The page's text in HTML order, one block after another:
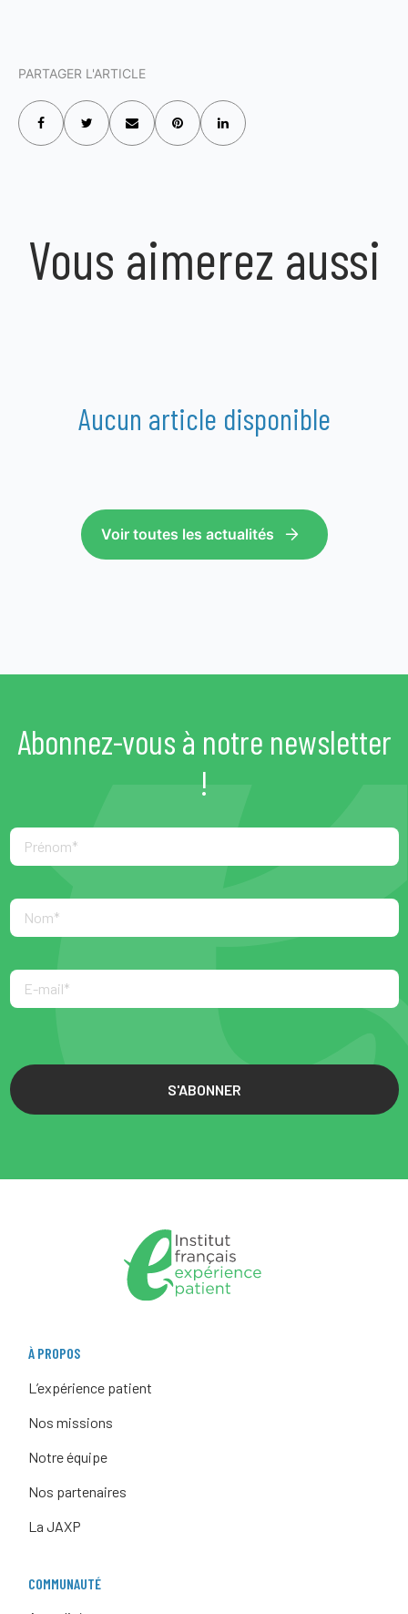
PARTAGER L'ARTICLE
Vous aimerez aussi
Aucun article disponible
Voir toutes les actualités
Abonnez-vous à notre newsletter
!
S'ABONNER
À PROPOS
L’expérience patient
Nos missions
Notre équipe
Nos partenaires
La JAXP
COMMUNAUTÉ